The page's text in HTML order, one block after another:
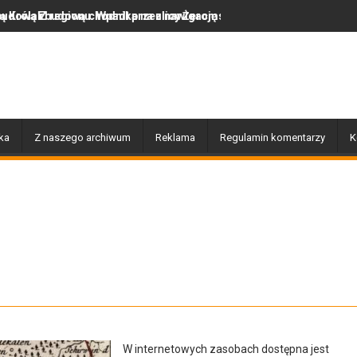
ulicy Żeromskiego
nawigację Jakie są obowiązki przewoźnika w
Z naszego archiwum Reklama Regulamin komentarzy
W internetowych zasobach dostępna jest